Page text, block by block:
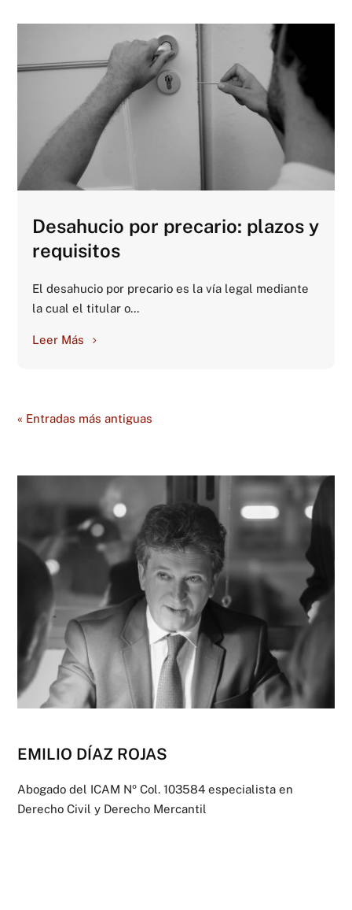
Desahucio por precario: plazos y
requisitos
El desahucio por precario es la vía legal mediante
la cual el titular o...
Leer Más
« Entradas más antiguas
EMILIO DÍAZ ROJAS
Abogado del ICAM Nº Col. 103584 especialista en
Derecho Civil y Derecho Mercantil